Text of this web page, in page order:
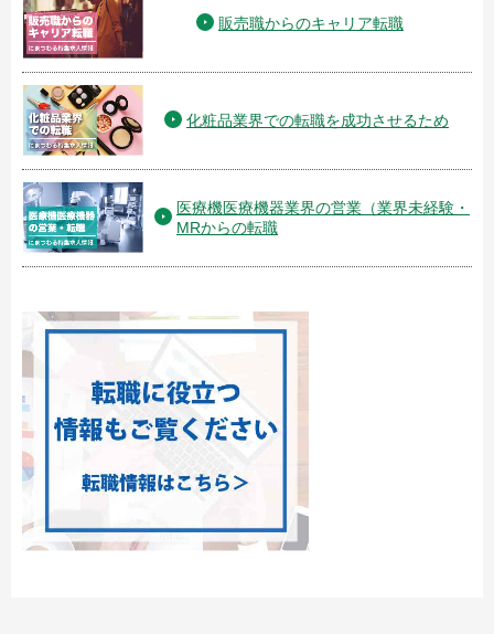
販売職からのキャリア転職
化粧品業界での転職を成功させるため
医療機医療機器業界の営業（業界未経験・
MRからの転職